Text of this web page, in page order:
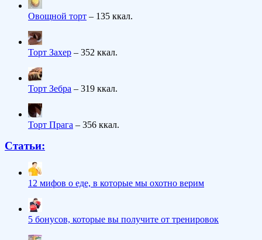
Овощной торт – 135 ккал.
Торт Захер – 352 ккал.
Торт Зебра – 319 ккал.
Торт Прага – 356 ккал.
Статьи:
12 мифов о еде, в которые мы охотно верим
5 бонусов, которые вы получите от тренировок